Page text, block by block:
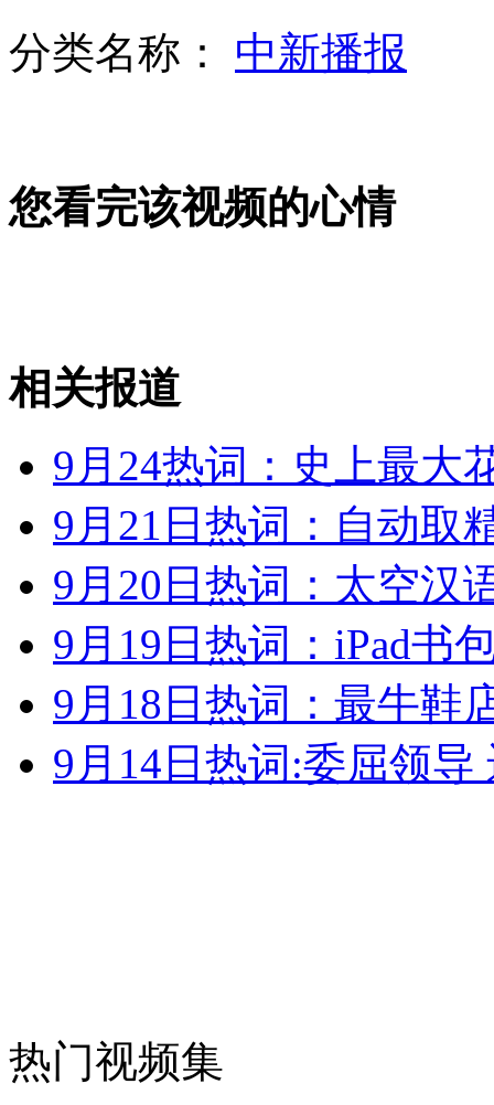
3名女大学生宿舍遇害 凶手被截下
男子妆扮成美女骗走朋友5万元
女孩北京地铁殴打老人 痛下狠手拳打脚踢
无痛分娩是否安全 医生回应
外交部：有关国家言论片面不公正
分类名称： 中新播报
您看完该视频的心情
相关报道
9月24热词：史上最大
9月21日热词：自动取
9月20日热词：太空汉
9月19日热词：iPad书
9月18日热词：最牛鞋
9月14日热词:委屈领导
热门视频集